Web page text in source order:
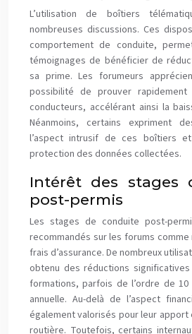
L’utilisation de boîtiers
nombreuses discussions. Ces
comportement de conduite,
témoignages de bénéficier de
sa prime. Les forumeurs
possibilité de prouver
conducteurs, accélérant ainsi la
Néanmoins, certains expriment
l’aspect intrusif de ces boîtiers
protection des données collectées.
Intérêt des stages
post-permis
Les stages de conduite post-
recommandés sur les forums
frais d’assurance. De nombreux
obtenu des réductions
formations, parfois de l’ordre de
annuelle. Au-delà de l’aspect
également valorisés pour leur
routière. Toutefois, certains